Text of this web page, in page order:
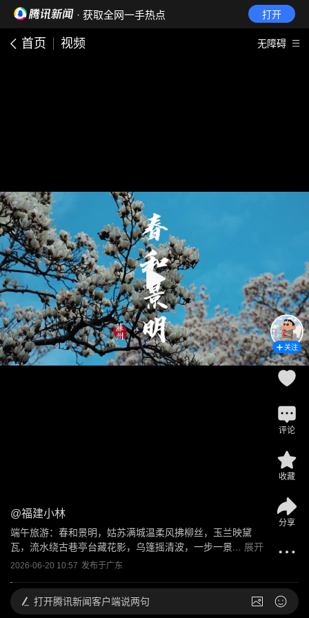
· 获取全网一手热点 打开
首页 视频 无障碍
@福建小林
端午旅游：春和景明，姑苏满城温柔风拂柳丝，玉兰映黛
瓦，流水绕古巷亭台藏花影，乌篷摇清波，一步一景...
展开
2026-06-20 10:57 发布于广东
关注
评论
收藏
分享
打开腾讯新闻客户端说两句